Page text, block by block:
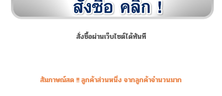
สั่งซื้อผ่านเว็บไซต์ได้ทันที
สัมภาษณ์สด !! ลูกค้าส่วนหนึ่ง จากลูกค้าจำนวนมาก